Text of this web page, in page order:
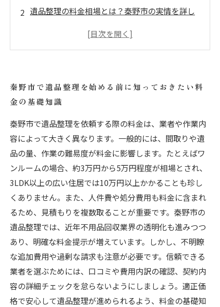
遺品整理の料金相場とは？秦野市の実情を詳し
料金に影響するポイントを押さえて、納得の遺
料金比較ガイド
適正価格で安心できる遺品整理サービスの選び
方とポイントまとめ
秦野市の遺品整理料金と相場徹底解説：これで
あなたも迷わない！
遺品整理の不安を解消するために知っておくべ
き料金の全て
秦野市で遺品整理を始める前に知っておきたい料
金の基礎知識
秦野市で遺品整理を依頼する際の料金は、業者や作業内
容によって大きく異なります。一般的には、間取りや遺
品の量、作業の難易度が料金に影響します。たとえばワ
ンルームの場合、約3万円から5万円程度が相場とされ、
3LDK以上の広い住居では10万円以上かかることも珍し
くありません。また、人件費や処分費用も料金に含まれ
るため、見積もりを複数取ることが重要です。秦野市の
遺品整理では、近年不用品回収業界の透明化も進みつつ
あり、明確な料金提示が増えています。しかし、不明瞭
な追加費用や過剰な請求も注意が必要です。信頼できる
業者を選ぶためには、口コミや費用内訳の確認、契約内
容の詳細チェックを怠らないようにしましょう。適正価
格で安心して遺品整理が進められるよう、料金の基礎知